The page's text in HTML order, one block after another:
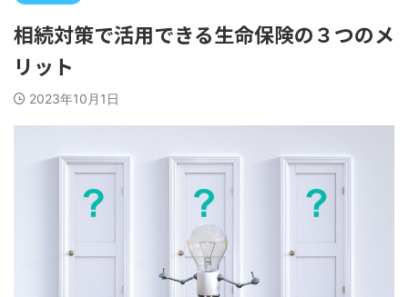
相続対策で活用できる生命保険の３つのメ
リット
2023年10月1日